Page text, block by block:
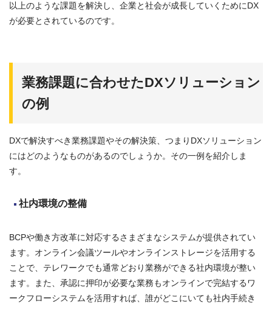
以上のような課題を解決し、企業と社会が成長していくためにDX
が必要とされているのです。
業務課題に合わせたDXソリューション
の例
DXで解決すべき業務課題やその解決策、つまりDXソリューション
にはどのようなものがあるのでしょうか。その一例を紹介しま
す。
社内環境の整備
BCPや働き方改革に対応するさまざまなシステムが提供されてい
ます。オンライン会議ツールやオンラインストレージを活用する
ことで、テレワークでも通常どおり業務ができる社内環境が整い
ます。また、承認に押印が必要な業務もオンラインで完結するワ
ークフローシステムを活用すれば、誰がどこにいても社内手続き